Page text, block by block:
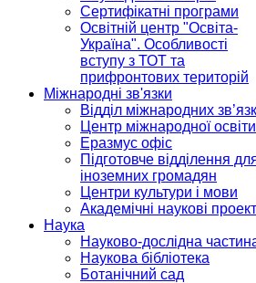
Сертифікатні програми
Освітній центр "Освіта-
Україна". Особливості
вступу з ТОТ та
прифронтових територій
Міжнародні зв'язки
Відділ міжнародних
Центр міжнародної освіти
Еразмус офіс
Підготовче відділення
іноземних громадян
Центри культури і мови
Академічні наукові
Наука
Науково-дослідна
Наукова бібліотека
Ботанічний сад